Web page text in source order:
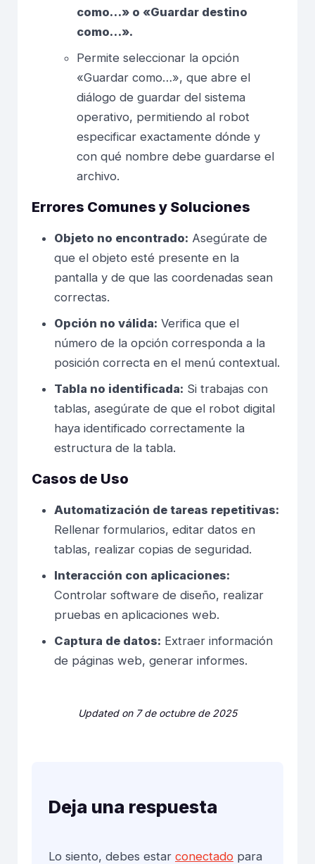
como…» o «Guardar destino
como…».
Permite seleccionar la opción
«Guardar como…», que abre el
diálogo de guardar del sistema
operativo, permitiendo al robot
especificar exactamente dónde y
con qué nombre debe guardarse el
archivo.
Errores Comunes y Soluciones
Objeto no encontrado: Asegúrate de
que el objeto esté presente en la
pantalla y de que las coordenadas sean
correctas.
Opción no válida: Verifica que el
número de la opción corresponda a la
posición correcta en el menú contextual.
Tabla no identificada: Si trabajas con
tablas, asegúrate de que el robot digital
haya identificado correctamente la
estructura de la tabla.
Casos de Uso
Automatización de tareas repetitivas:
Rellenar formularios, editar datos en
tablas, realizar copias de seguridad.
Interacción con aplicaciones:
Controlar software de diseño, realizar
pruebas en aplicaciones web.
Captura de datos: Extraer información
de páginas web, generar informes.
Updated on 7 de octubre de 2025
Deja una respuesta
Lo siento, debes estar conectado para